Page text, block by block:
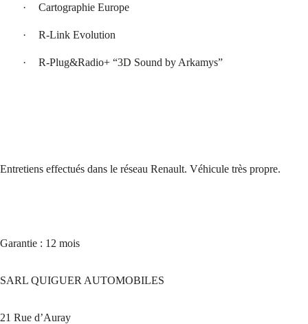
· Cartographie Europe
· R-Link Evolution
· R-Plug&Radio+ “3D Sound by Arkamys”
Entretiens effectués dans le réseau Renault. Véhicule très propre.
Garantie : 12 mois
SARL QUIGUER AUTOMOBILES
21 Rue d’Auray